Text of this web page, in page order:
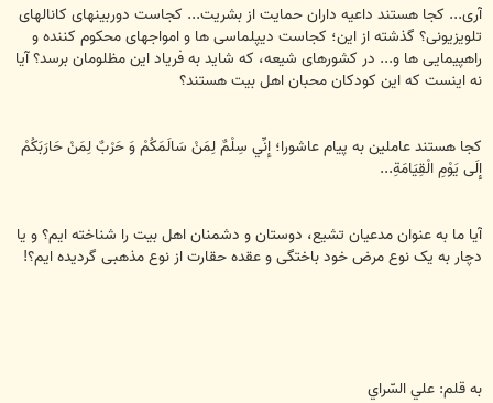
آری... کجا هستند داعیه داران حمایت از بشریت... کجاست دوربینهای کانالهای
تلویزیونی؟ گذشته از این؛ کجاست دیپلماسی ها و امواجهای محکوم کننده و
راهپیمایی ها و... در کشورهای شیعه، که شاید به فریاد این مظلومان برسد؟ آیا
نه اینست که این کودکان محبان اهل بیت هستند؟
کجا هستند عاملین به پیام عاشورا؛ إِنِّي سِلْمٌ لِمَنْ سَالَمَكُمْ وَ حَرْبٌ لِمَنْ حَارَبَكُمْ
إِلَى يَوْمِ الْقِيَامَةِ...
آیا ما به عنوان مدعیان تشیع، دوستان و دشمنان اهل بیت را شناخته ایم؟ و یا
دچار به یک نوع مرض خود باختگی و عقده حقارت از نوع مذهبی گردیده ایم؟!
به قلم: علي السّراي